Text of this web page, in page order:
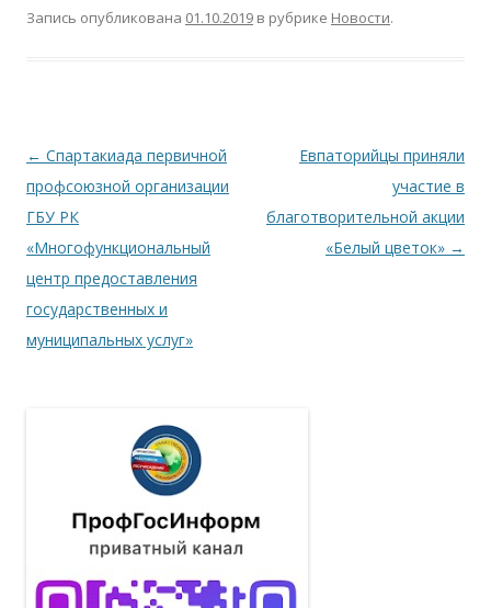
Запись опубликована 01.10.2019 в рубрике Новости.
Навигация по записям
← Спартакиада первичной
профсоюзной организации
ГБУ РК
«Многофункциональный
центр предоставления
государственных и
муниципальных услуг»
Евпаторийцы приняли
участие в
благотворительной акции
«Белый цветок» →